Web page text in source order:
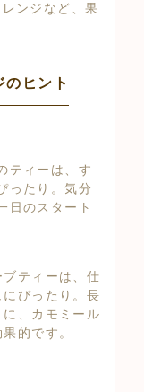
ンジなど、果
ヒント
ティーは、す
ったり。気分
日のスタート
ティーは、仕
ぴったり。長
、カモミール
的です。